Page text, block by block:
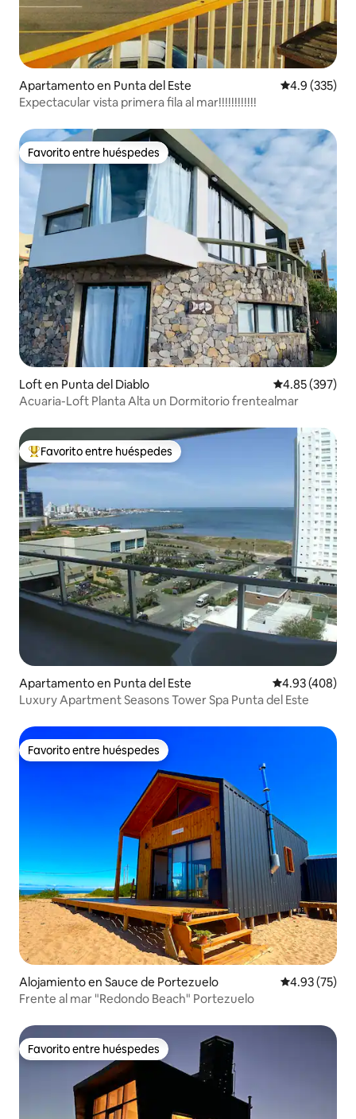
Apartamento en Punta del Este Calificación
4.9 (335)
Expectacular vista primera fila al mar!!!!!!!!!!!!
Favorito entre huéspedes
Favorito entre huéspedes
Loft en Punta del Diablo Calificación
4.85 (397)
Acuaria-Loft Planta Alta un Dormitorio frentealmar
Favorito entre huéspedes preferido
Favorito entre huéspedes
Apartamento en Punta del Este Calificación
4.93 (408)
Luxury Apartment Seasons Tower Spa Punta del Este
Favorito entre huéspedes
Favorito entre huéspedes
Alojamiento en Sauce de Portezuelo Calificación
4.93 (75)
Frente al mar "Redondo Beach" Portezuelo
Favorito entre huéspedes
Favorito entre huéspedes